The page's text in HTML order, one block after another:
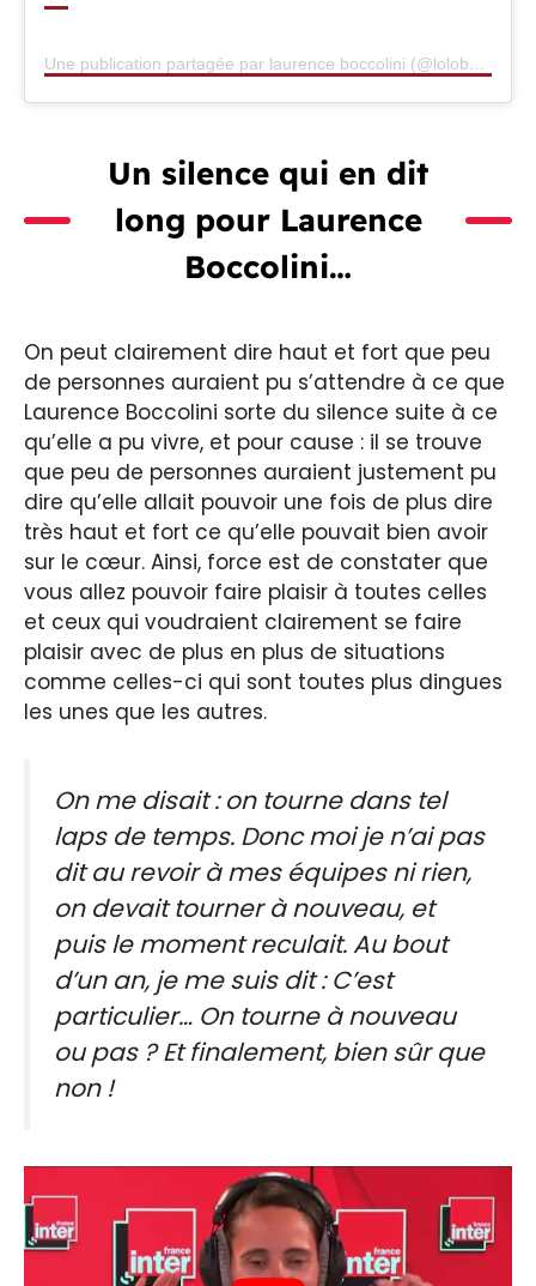
Une publication partagée par laurence boccolini (@lolobocco)
Un silence qui en dit
long pour Laurence
Boccolini…
On peut clairement dire haut et fort que peu
de personnes auraient pu s’attendre à ce que
Laurence Boccolini sorte du silence suite à ce
qu’elle a pu vivre, et pour cause : il se trouve
que peu de personnes auraient justement pu
dire qu’elle allait pouvoir une fois de plus dire
très haut et fort ce qu’elle pouvait bien avoir
sur le cœur. Ainsi, force est de constater que
vous allez pouvoir faire plaisir à toutes celles
et ceux qui voudraient clairement se faire
plaisir avec de plus en plus de situations
comme celles-ci qui sont toutes plus dingues
les unes que les autres.
On me disait : on tourne dans tel
laps de temps. Donc moi je n’ai pas
dit au revoir à mes équipes ni rien,
on devait tourner à nouveau, et
puis le moment reculait. Au bout
d’un an, je me suis dit : C’est
particulier… On tourne à nouveau
ou pas ? Et finalement, bien sûr que
non !